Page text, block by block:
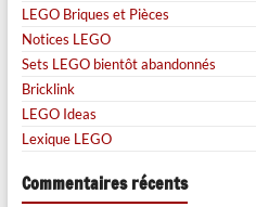
LEGO Briques et Pièces
Notices LEGO
Sets LEGO bientôt abandonnés
Bricklink
LEGO Ideas
Lexique LEGO
Commentaires récents